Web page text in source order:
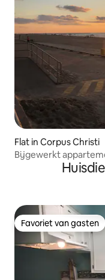
Flat in Corpus Christi
Bijgewerkt
van het strand
Favoriet van gasten
Favoriet van gasten